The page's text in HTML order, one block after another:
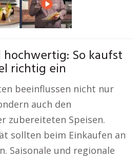
So kaufst
richtig ein
beeinflussen nicht nur
auch den
zubereiteten Speisen.
sollten beim Einkaufen an
Saisonale und regionale